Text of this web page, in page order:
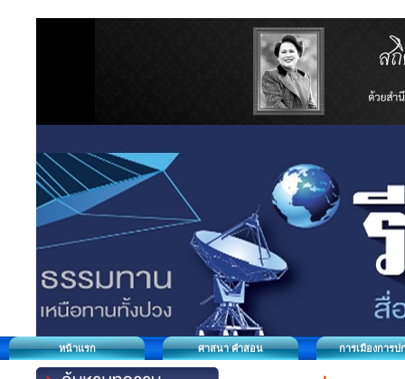
หน้าแรก ศาสนา คำสอน การเมืองการป